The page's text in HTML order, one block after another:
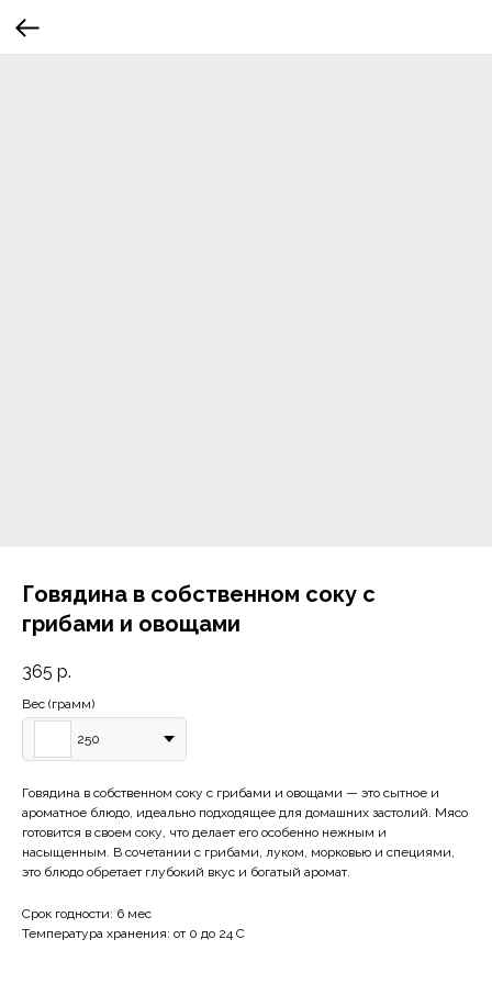
Говядина в собственном соку с
грибами и овощами
365 р.
Вес (грамм)
250
Говядина в собственном соку с грибами и овощами — это сытное и
ароматное блюдо, идеально подходящее для домашних застолий. Мясо
готовится в своем соку, что делает его особенно нежным и
насыщенным. В сочетании с грибами, луком, морковью и специями,
это блюдо обретает глубокий вкус и богатый аромат.
Срок годности: 6 мес
Температура хранения: от 0 до 24 С